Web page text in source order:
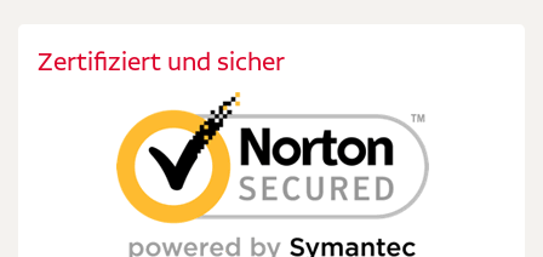
Zertifiziert und sicher